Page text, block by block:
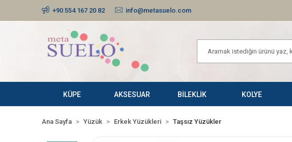
+90 554 167 20 82 info@metasuelo.com
KÜPE AKSESUAR BİLEKLİK KOLYE
Ana Sayfa Yüzük Erkek Yüzükleri Taşsız Yüzükler